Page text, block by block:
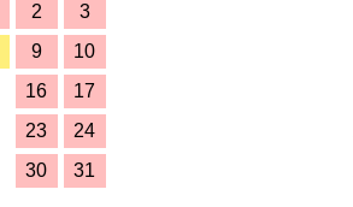
2
3
9
10
16
17
23
24
30 31